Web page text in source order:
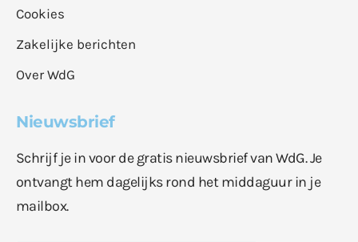
Cookies
Zakelijke berichten
Over WdG
Nieuwsbrief
Schrijf je in voor de gratis nieuwsbrief van WdG. Je
ontvangt hem dagelijks rond het middaguur in je
mailbox.